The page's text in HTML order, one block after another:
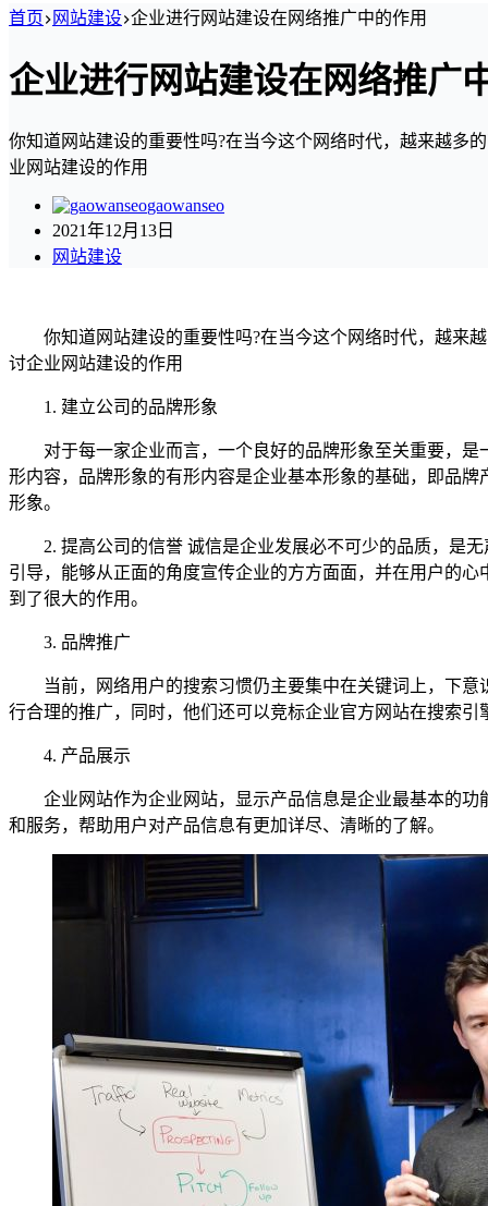
首页
网站建设 企业进行网站建设在网络推广中的作用
企业进行网站建设在网络推广
你知道网站建设的重要性吗?在当今这个网络时代，越来越多
业网站建设的作用
gaowanseo
2021年12月13日
网站建设
你知道网站建设的重要性吗?在当今这个网络时代，越来越
讨企业网站建设的作用
1. 建立公司的品牌形象
对于每一家企业而言，一个良好的品牌形象至关重要，是
形内容，品牌形象的有形内容是企业基本形象的基础，即品
形象。
2. 提高公司的信誉 诚信是企业发展必不可少的品质，是无
引导，能够从正面的角度宣传企业的方方面面，并在用户的
到了很大的作用。
3. 品牌推广
当前，网络用户的搜索习惯仍主要集中在关键词上，下意
行合理的推广，同时，他们还可以竞标企业官方网站在搜索引
4. 产品展示
企业网站作为企业网站，显示产品信息是企业最基本的功
和服务，帮助用户对产品信息有更加详尽、清晰的了解。